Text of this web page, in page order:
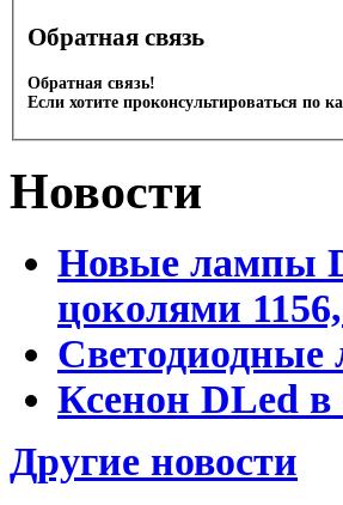
Обратная связь
Обратная связь!
Если хотите проконсультироваться по
Новости
Новые лампы
цоколями
Ксенон DLed
Другие новости